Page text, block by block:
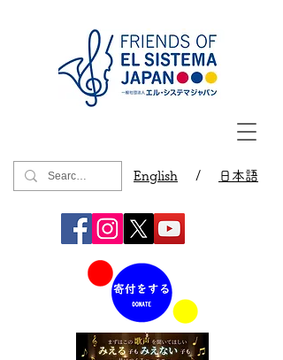
English / 日本語